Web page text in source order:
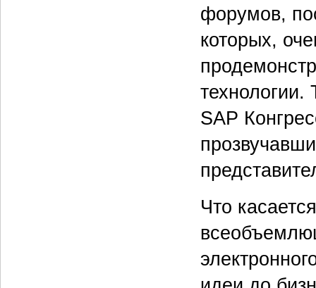
форумов,
которых,
SAP
Что